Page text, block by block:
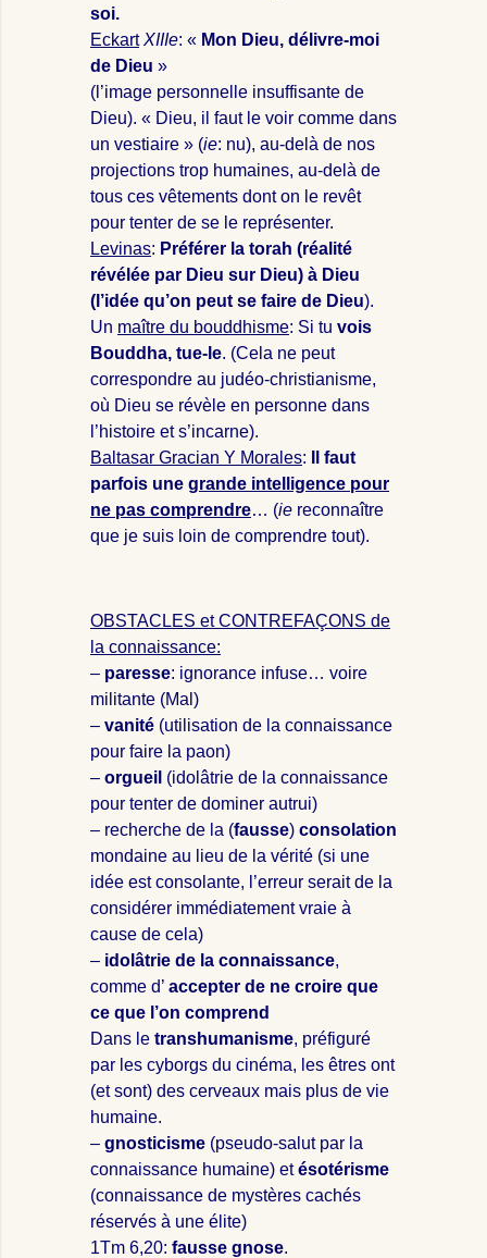
soi.
Eckart XIIIe: « Mon Dieu, délivre-moi
de Dieu »
(l’image personnelle insuffisante de
Dieu). « Dieu, il faut le voir comme dans
un vestiaire » (ie: nu), au-delà de nos
projections trop humaines, au-delà de
tous ces vêtements dont on le revêt
pour tenter de se le représenter.
Levinas: Préférer la torah (réalité
révélée par Dieu sur Dieu) à Dieu
(l’idée qu’on peut se faire de Dieu).
Un maître du bouddhisme: Si tu vois
Bouddha, tue-le. (Cela ne peut
correspondre au judéo-christianisme,
où Dieu se révèle en personne dans
l’histoire et s’incarne).
Baltasar Gracian Y Morales:
Il faut
parfois une grande intelligence pour
ne pas comprendre… (ie reconnaître
que je suis loin de comprendre tout).
OBSTACLES et CONTREFAÇONS de
la connaissance:
– paresse: ignorance infuse… voire
militante (Mal)
– vanité (utilisation de la connaissance
pour faire la paon)
– orgueil (idolâtrie de la connaissance
pour tenter de dominer autrui)
– recherche de la (fausse) consolation
mondaine au lieu de la vérité (si une
idée est consolante, l’erreur serait de la
considérer immédiatement vraie à
cause de cela)
– idolâtrie de la connaissance,
comme d’ accepter de ne croire que
ce que l’on comprend
Dans le transhumanisme, préfiguré
par les cyborgs du cinéma, les êtres ont
(et sont) des cerveaux mais plus de vie
humaine.
– gnosticisme (pseudo-salut par la
connaissance humaine) etésotérisme
(connaissance de mystères cachés
réservés à une élite)
1Tm 6,20: fausse gnose.